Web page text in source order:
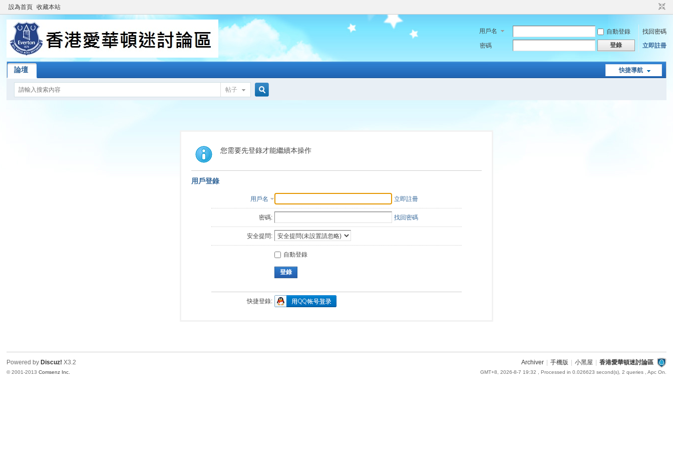
設為首頁 收藏本站
用戶名 自動登錄
找回密碼
密碼
登錄 立即註冊
快捷導航
論壇
帖子
索
您需要先登錄才能繼續本操作
用戶登錄
用戶名 立即註冊
密碼: 找回密碼
安全提問:
自動登錄
登錄
快捷登錄:
Archiver 手機版 小黑屋 香港愛華頓迷討論區
GMT+8, 2026-8-7 19:32 , Processed in 0.026623 second(s), 2 queries , Apc On.
Powered by Discuz! X3.2
© 2001-2013Comsenz Inc.